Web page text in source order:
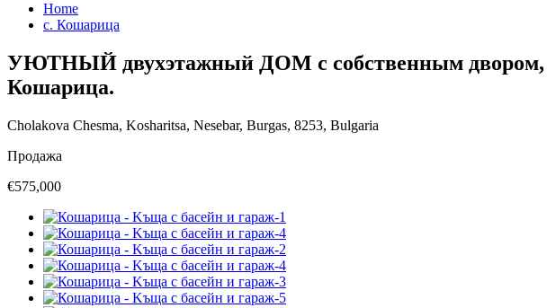
Home
с. Кошарица
УЮТНЫЙ двухэтажный ДОМ с собственным двором,
Кошарица.
Cholakova Chesma, Kosharitsa, Nesebar, Burgas, 8253, Bulgaria
Продажа
€575,000